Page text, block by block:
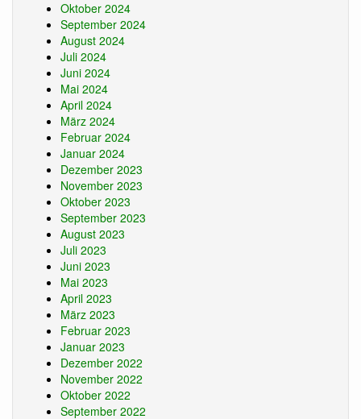
Oktober 2024
September 2024
August 2024
Juli 2024
Juni 2024
Mai 2024
April 2024
März 2024
Februar 2024
Januar 2024
Dezember 2023
November 2023
Oktober 2023
September 2023
August 2023
Juli 2023
Juni 2023
Mai 2023
April 2023
März 2023
Februar 2023
Januar 2023
Dezember 2022
November 2022
Oktober 2022
September 2022